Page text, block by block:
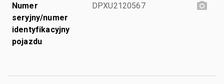
Numer
seryjny/numer
identyfikacyjny
pojazdu
DPXU2120567